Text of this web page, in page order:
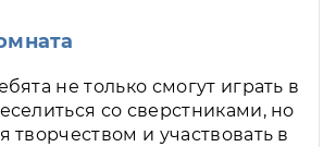
не только смогут играть в
со сверстниками, но
творчеством и участвовать в